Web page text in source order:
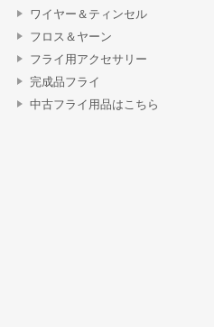
ワイヤー＆ティンセル
フロス＆ヤーン
フライ用アクセサリー
完成品フライ
中古フライ用品はこちら